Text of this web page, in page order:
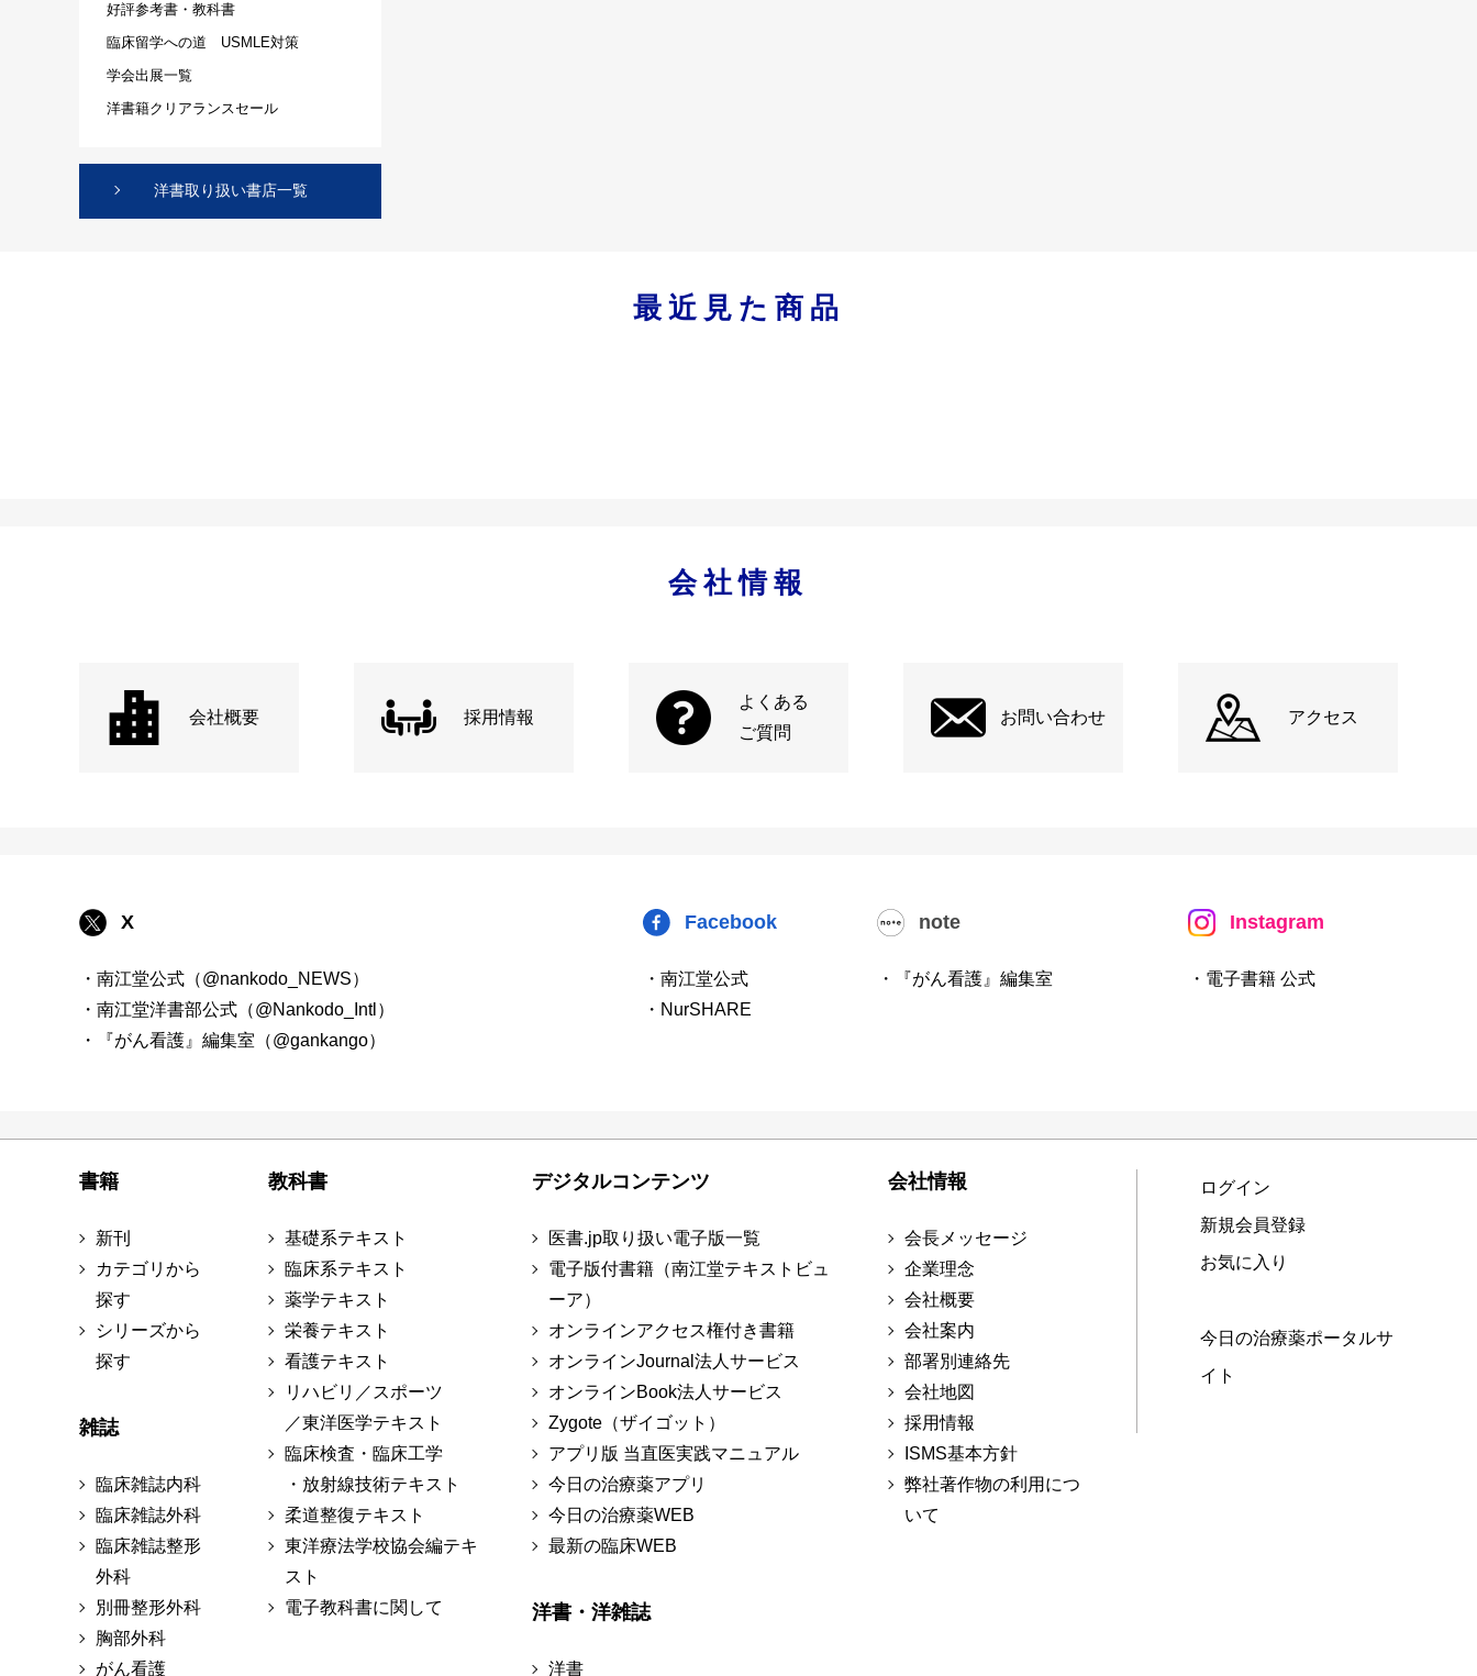
好評参考書・教科書
臨床留学への道 USMLE対策
学会出展一覧
洋書籍クリアランスセール
洋書取り扱い書店一覧
最近見た商品
会社情報
会社概要 採用情報
よくある
ご質問
お問い合わせ アクセス
X
・南江堂公式（@nankodo_NEWS）
・南江堂洋書部公式（@Nankodo_Intl）
・『がん看護』編集室（@gankango）
Facebook
・南江堂公式
・NurSHARE
note
・『がん看護』編集室
Instagram
・電子書籍 公式
書籍
新刊
カテゴリから
探す
シリーズから
探す
雑誌
臨床雑誌内科
臨床雑誌外科
臨床雑誌整形
外科
別冊整形外科
胸部外科
がん看護
教科書
基礎系テキスト
臨床系テキスト
薬学テキスト
栄養テキスト
看護テキスト
リハビリ／スポーツ
／東洋医学テキスト
臨床検査・臨床工学
・放射線技術テキスト
柔道整復テキスト
東洋療法学校協会編テキ
スト
電子教科書に関して
デジタルコンテンツ
医書.jp取り扱い電子版一覧
電子版付書籍（南江堂テキストビュ
ーア）
オンラインアクセス権付き書籍
オンラインJournal法人サービス
オンラインBook法人サービス
Zygote（ザイゴット）
アプリ版 当直医実践マニュアル
今日の治療薬アプリ
今日の治療薬WEB
最新の臨床WEB
洋書・洋雑誌
洋書
会社情報
会長メッセージ
企業理念
会社概要
会社案内
部署別連絡先
会社地図
採用情報
ISMS基本方針
弊社著作物の利用につ
いて
ログイン
新規会員登録
お気に入り
今日の治療薬ポータルサ
イト